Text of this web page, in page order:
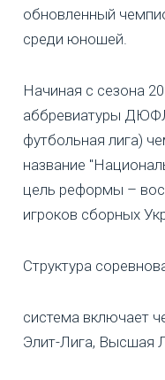
обновленный
среди юношей.
Начиная с сезона
аббревиатуры
футбольная лига)
название
цель реформы –
игроков сборных
Структура
система включает
Элит-Лига, Высшая